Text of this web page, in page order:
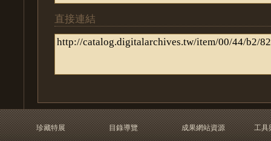
直接連結
珍藏特展
目錄導覽
成果網站資源
工具